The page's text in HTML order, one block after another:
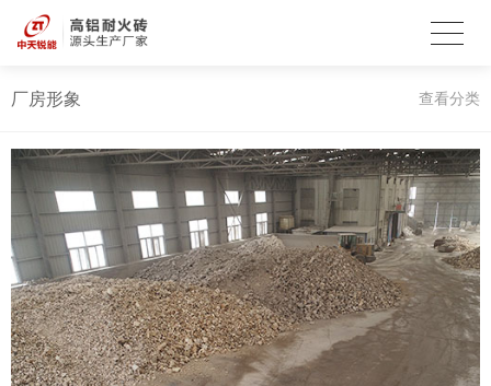
厂房形象 查看分类